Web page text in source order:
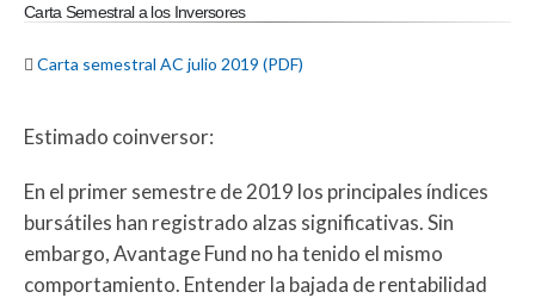
Carta Semestral a los Inversores
 Carta semestral AC julio 2019 (PDF)
Estimado coinversor:
En el primer semestre de 2019 los principales índices
bursátiles han registrado alzas significativas. Sin
embargo, Avantage Fund no ha tenido el mismo
comportamiento. Entender la bajada de rentabilidad